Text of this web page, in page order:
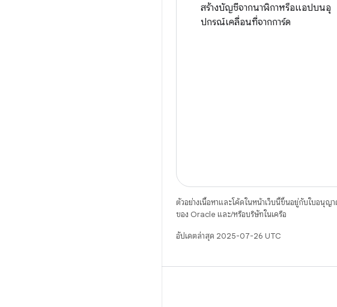
สร้างบัญชีจากนาฬิกาหรือแอปบนอุ
ปกรณ์เคลื่อนที่จากการ์ด
ตัวอย่างเนื้อหาและโค้ดในหน้าเว็บนี้ขึ้นอยู่กับใบอนุญา
ของ Oracle และ/หรือบริษัทในเครือ
อัปเดตล่าสุด 2025-07-26 UTC